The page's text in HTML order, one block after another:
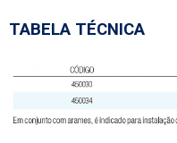
TABELA TÉCNICA